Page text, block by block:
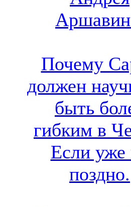
Почему
должен
быть
гибким в
Если уже
поздно.